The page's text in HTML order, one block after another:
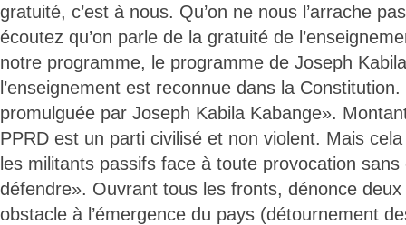
gratuité, c’est à nous. Qu’on ne nous l’arrache
écoutez qu’on parle de la gratuité de
notre programme, le programme de Joseph
l’enseignement est reconnue dans la
promulguée par Joseph Kabila Kabange».
PPRD est un parti civilisé et non violent. Mais
les militants passifs face à toute provocation
défendre». Ouvrant tous les fronts, dénonce
obstacle à l’émergence du pays (détournement